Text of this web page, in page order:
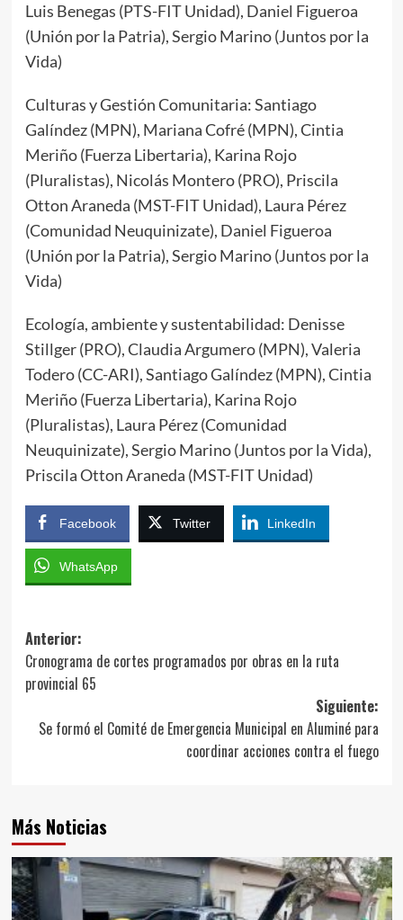
Luis Benegas (PTS-FIT Unidad), Daniel Figueroa
(Unión por la Patria), Sergio Marino (Juntos por la
Vida)
Culturas y Gestión Comunitaria: Santiago
Galíndez (MPN), Mariana Cofré (MPN), Cintia
Meriño (Fuerza Libertaria), Karina Rojo
(Pluralistas), Nicolás Montero (PRO), Priscila
Otton Araneda (MST-FIT Unidad), Laura Pérez
(Comunidad Neuquinizate), Daniel Figueroa
(Unión por la Patria), Sergio Marino (Juntos por la
Vida)
Ecología, ambiente y sustentabilidad: Denisse
Stillger (PRO), Claudia Argumero (MPN), Valeria
Todero (CC-ARI), Santiago Galíndez (MPN), Cintia
Meriño (Fuerza Libertaria), Karina Rojo
(Pluralistas), Laura Pérez (Comunidad
Neuquinizate), Sergio Marino (Juntos por la Vida),
Priscila Otton Araneda (MST-FIT Unidad)
Facebook Twitter LinkedIn
WhatsApp
Navegación
de
entradas
Anterior:
Cronograma de cortes programados por obras en la ruta
provincial 65
Siguiente:
Se formó el Comité de Emergencia Municipal en Aluminé para
coordinar acciones contra el fuego
Más Noticias